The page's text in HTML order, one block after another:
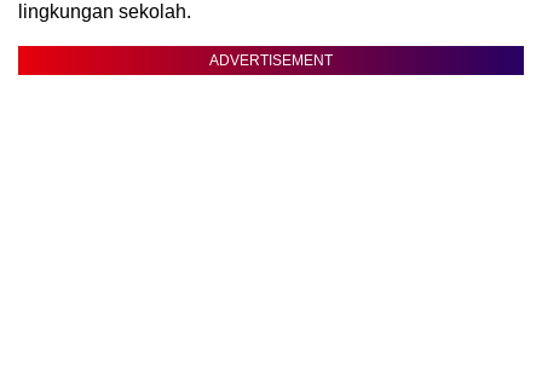
lingkungan sekolah.
ADVERTISEMENT